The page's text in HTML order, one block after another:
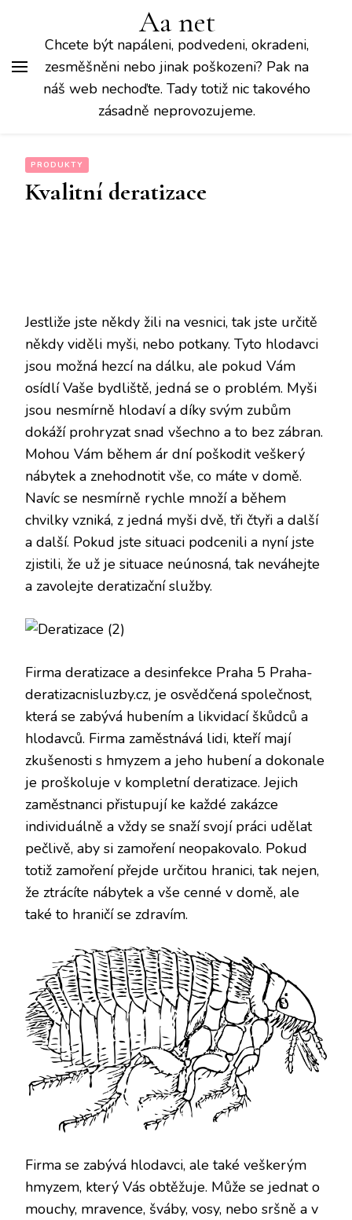
Aa net
Chcete být napáleni, podvedeni, okradeni,
zesměšněni nebo jinak poškozeni? Pak na
náš web nechoďte. Tady totiž nic takového
zásadně neprovozujeme.
PRODUKTY
Kvalitní deratizace
Jestliže jste někdy žili na vesnici, tak jste určitě
někdy viděli myši, nebo potkany. Tyto hlodavci
jsou možná hezcí na dálku, ale pokud Vám
osídlí Vaše bydliště, jedná se o problém. Myši
jsou nesmírně hlodaví a díky svým zubům
dokáží prohryzat snad všechno a to bez zábran.
Mohou Vám během ár dní poškodit veškerý
nábytek a znehodnotit vše, co máte v domě.
Navíc se nesmírně rychle množí a během
chvilky vzniká, z jedná myši dvě, tři čtyři a další
a další. Pokud jste situaci podcenili a nyní jste
zjistili, že už je situace neúnosná, tak neváhejte
a zavolejte deratizační služby.
Firma deratizace a desinfekce Praha 5 Praha-
deratizacnisluzby.cz, je osvědčená společnost,
která se zabývá hubením a likvidací škůdců a
hlodavců. Firma zaměstnává lidi, kteří mají
zkušenosti s hmyzem a jeho hubení a dokonale
je proškoluje v kompletní deratizace. Jejich
zaměstnanci přistupují ke každé zakázce
individuálně a vždy se snaží svojí práci udělat
pečlivě, aby si zamoření neopakovalo. Pokud
totiž zamoření přejde určitou hranici, tak nejen,
že ztrácíte nábytek a vše cenné v domě, ale
také to hraničí se zdravím.
Firma se zabývá hlodavci, ale také veškerým
hmyzem, který Vás obtěžuje. Může se jednat o
mouchy, mravence, šváby, vosy, nebo sršně a v